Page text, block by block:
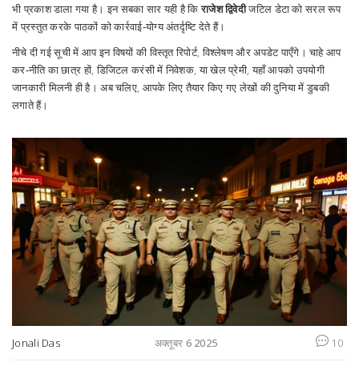
भी प्रकाश डाला गया है। इन सबका सार यही है किराजेश द्विवेदीजटिल डेटा को सरल रूप
में प्रस्तुत करके पाठकों को कार्रवाई‑योग्य अंतर्दृष्टि देते हैं।
नीचे दी गई सूची में आप इन विषयों की विस्तृत रिपोर्ट, विश्लेषण और अपडेट पाएँगे। चाहे आप
कर‑नीति का छात्र हों, डिजिटल करंसी में निवेशक, या खेल प्रेमी, यहाँ आपको उपयोगी
जानकारी मिलनी ही है। अब चलिए, आपके लिए तैयार किए गए लेखों की दुनिया में डुबकी
लगाते हैं।
Jonali Das अक्तूबर 6 2025 10